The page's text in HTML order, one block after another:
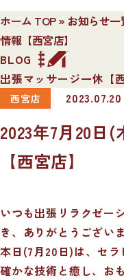
ホーム TOP» お知らせ一
情報【西宮店】
BLOG
出張マッサージ一休【
西宮店 2023.07.20
2023年7月20日
【西宮店】
いつも出張リラクゼー
き、ありがとうございま
本日(7月20日)は、セラ
確かな技術と癒し、お